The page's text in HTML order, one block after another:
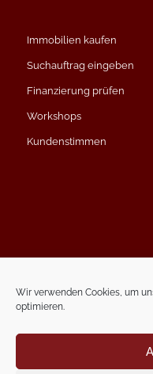
Wir verwenden Cookies, um
optimieren.
Immobilien kaufen
Suchauftrag eingeben
Finanzierung prüfen
Workshops
Kundenstimmen
Datenschutzerklärung